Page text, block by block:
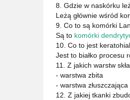
8. Gdzie w naskórku
Leżą głównie wśród
9. Co to są komórki
Są to komórki
10. Co to jest
Jest to białko procesu
11. Z jakich warstw
- warstwa zbita
- warstwa złuszczająca
12. Z jakiej tkanki